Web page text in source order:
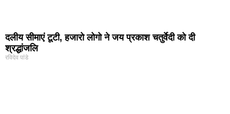
दलीय सीमाएं टूटी, हजारो लोगो ने जय प्रकाश चतुर्वेदी को दी
श्रद्धांजलि
रविदेव पांडे